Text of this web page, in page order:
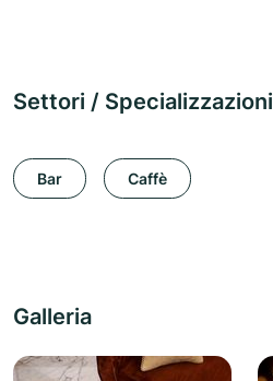
Settori / Specializzazioni
Bar Caffè
Galleria